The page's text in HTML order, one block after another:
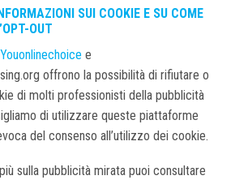
SUI COOKIE E SU COME
OUT
Youonlinechoice e
offrono la possibilità di rifiutare o
di molti professionisti della pubblicità
di utilizzare queste piattaforme
del consenso all’utilizzo dei cookie.
sulla pubblicità mirata puoi consultare